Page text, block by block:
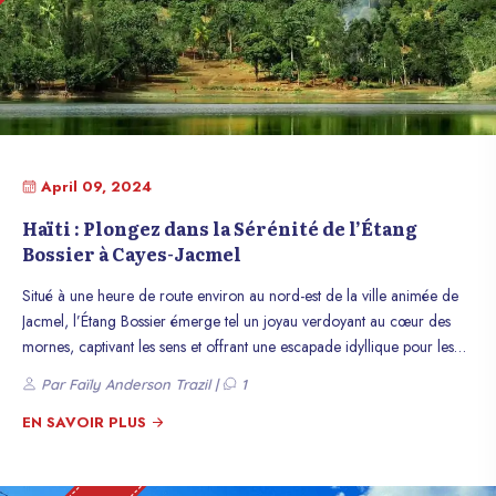
April 09, 2024
Haïti : Plongez dans la Sérénité de l’Étang
Bossier à Cayes-Jacmel
Situé à une heure de route environ au nord-est de la ville animée de
Jacmel, l’Étang Bossier émerge tel un joyau verdoyant au cœur des
mornes, captivant les sens et offrant une escapade idyllique pour les
amateurs de nature et d’aventure. Ce sanctuaire naturel, ancré dans la
communauté pittoresque de Bossier, constitue une destination de choix
pour les voyageurs en quête de découvertes authentiques et de
Par Faïly Anderson Trazil | 1
EN SAVOIR PLUS